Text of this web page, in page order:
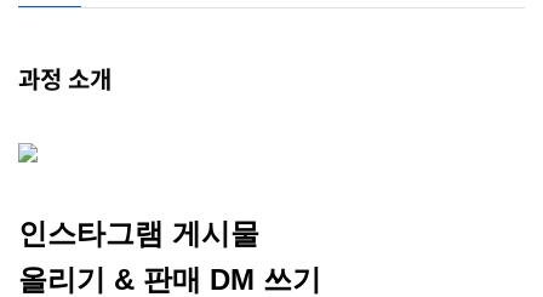
과정 소개
인스타그램 게시물
올리기 & 판매 DM 쓰기